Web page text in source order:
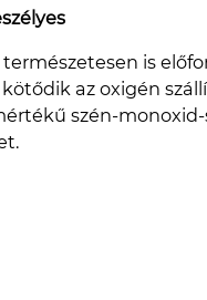
is
az oxigén
szén-